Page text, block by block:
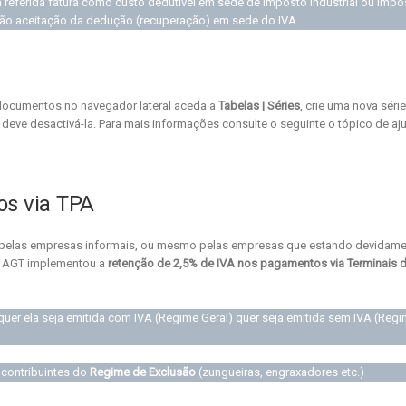
aceitação da dedução (recuperação) em sede do IVA.
no navegador lateral aceda a Tabelas | Séries , crie uma nova
desactivá-la. Para mais informações consulte o seguinte o tópico de
via TPA
empresas informais, ou mesmo pelas empresas que estando
implementou a retenção de 2,5% de IVA nos pagamentos via Terminais
ela seja emitida com IVA (Regime Geral) quer seja emitida sem IVA
do Regime de Exclusão (zungueiras, engraxadores etc.)